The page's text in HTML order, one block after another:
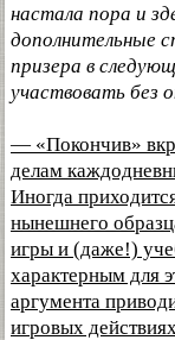
настала пора и
дополнительные
призера в
участвовать без
— «Покончив»
делам
Иногда
нынешнего
игры и (даже!)
характерным для
аргумента
игровых